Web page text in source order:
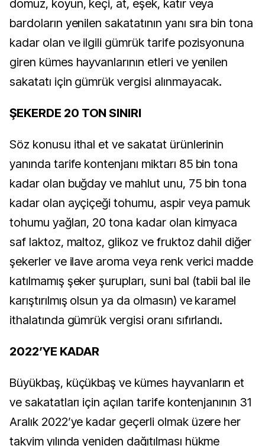
domuz, koyun, keçi, at, eşek, katır veya
bardoların yenilen sakatatının yanı sıra bin tona
kadar olan ve ilgili gümrük tarife pozisyonuna
giren kümes hayvanlarının etleri ve yenilen
sakatatı için gümrük vergisi alınmayacak.
ŞEKERDE 20 TON SINIRI
Söz konusu ithal et ve sakatat ürünlerinin
yanında tarife kontenjanı miktarı 85 bin tona
kadar olan buğday ve mahlut unu, 75 bin tona
kadar olan ayçiçeği tohumu, aspir veya pamuk
tohumu yağları, 20 tona kadar olan kimyaca
saf laktoz, maltoz, glikoz ve fruktoz dahil diğer
şekerler ve ilave aroma veya renk verici madde
katılmamış şeker şurupları, suni bal (tabii bal ile
karıştırılmış olsun ya da olmasın) ve karamel
ithalatında gümrük vergisi oranı sıfırlandı.
2022’YE KADAR
Büyükbaş, küçükbaş ve kümes hayvanların et
ve sakatatları için açılan tarife kontenjanının 31
Aralık 2022’ye kadar geçerli olmak üzere her
takvim yılında yeniden dağıtılması hükme